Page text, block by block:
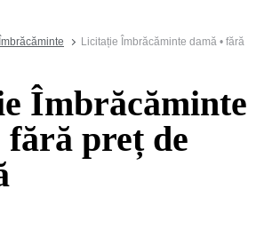
Îmbrăcăminte
Licitație Îmbrăcăminte damă • fără
Îmbrăcăminte
fără preț de